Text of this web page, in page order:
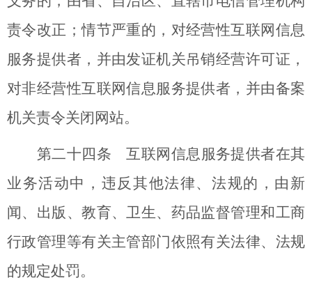
责令改正；情节严重的，对经营性互联网信息
服务提供者，并由发证机关吊销经营许可证，
对非经营性互联网信息服务提供者，并由备案
机关责令关闭网站。
第二十四条 互联网信息服务提供者在其
业务活动中，违反其他法律、法规的，由新
闻、出版、教育、卫生、药品监督管理和工商
行政管理等有关主管部门依照有关法律、法规
的规定处罚。